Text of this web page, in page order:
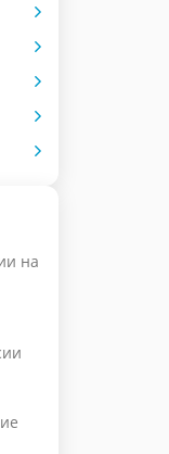
на